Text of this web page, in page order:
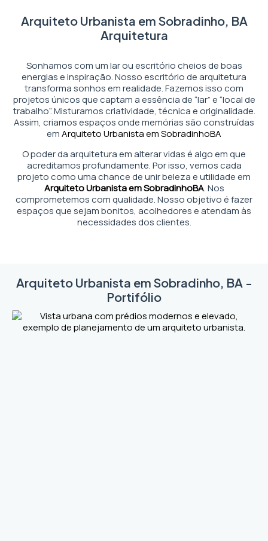
Arquiteto Urbanista em Sobradinho, BA
Arquitetura
Sonhamos com um lar ou escritório cheios de boas
energias e inspiração. Nosso escritório de arquitetura
transforma sonhos em realidade. Fazemos isso com
projetos únicos que captam a essência de “lar” e “local de
trabalho”. Misturamos criatividade, técnica e originalidade.
Assim, criamos espaços onde memórias são construídas
emArquiteto Urbanista em SobradinhoBA
O poder da arquitetura em alterar vidas é algo em que
acreditamos profundamente. Por isso, vemos cada
projeto como uma chance de unir beleza e utilidade em
Arquiteto Urbanista em SobradinhoBA. Nos
comprometemos com qualidade. Nosso objetivo é fazer
espaços que sejam bonitos, acolhedores e atendam às
necessidades dos clientes.
Arquiteto Urbanista em Sobradinho, BA -
Portifólio